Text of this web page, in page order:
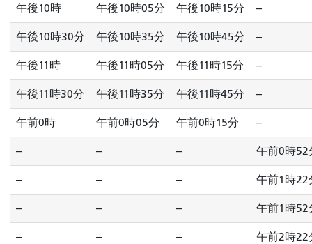
午後10時 午後10時05分 午後10時15分 --
午後10時30分 午後10時35分 午後10時45分 --
午後11時 午後11時05分 午後11時15分 --
午後11時30分 午後11時35分 午後11時45分 --
午前0時 午前0時05分 午前0時15分 --
-- -- -- 午前0時52
-- -- -- 午前1時22
-- -- -- 午前1時52
-- -- -- 午前2時22